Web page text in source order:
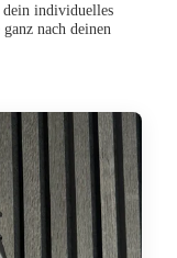
dein individuelles
nach deinen